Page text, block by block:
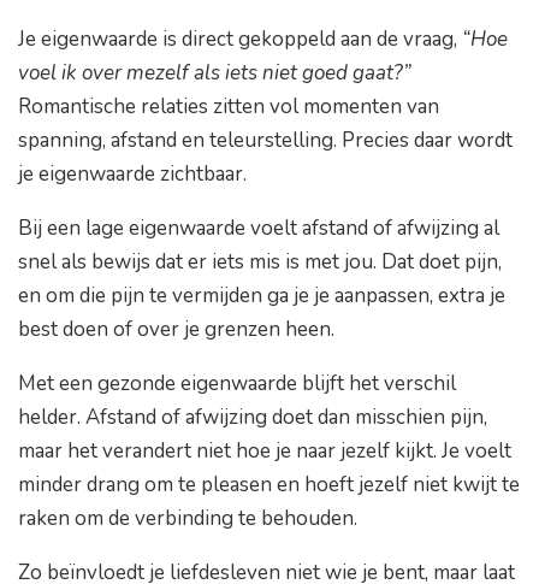
Je eigenwaarde is direct gekoppeld aan de vraag, “Hoe
voel ik over mezelf als iets niet goed gaat?”
Romantische relaties zitten vol momenten van
spanning, afstand en teleurstelling. Precies daar wordt
je eigenwaarde zichtbaar.
Bij een lage eigenwaarde voelt afstand of afwijzing al
snel als bewijs dat er iets mis is met jou. Dat doet pijn,
en om die pijn te vermijden ga je je aanpassen, extra je
best doen of over je grenzen heen.
Met een gezonde eigenwaarde blijft het verschil
helder. Afstand of afwijzing doet dan misschien pijn,
maar het verandert niet hoe je naar jezelf kijkt. Je voelt
minder drang om te pleasen en hoeft jezelf niet kwijt te
raken om de verbinding te behouden.
Zo beïnvloedt je liefdesleven niet wie je bent, maar laat